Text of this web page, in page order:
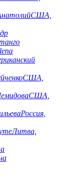
США,
США,
США,
Россия,
Литва,